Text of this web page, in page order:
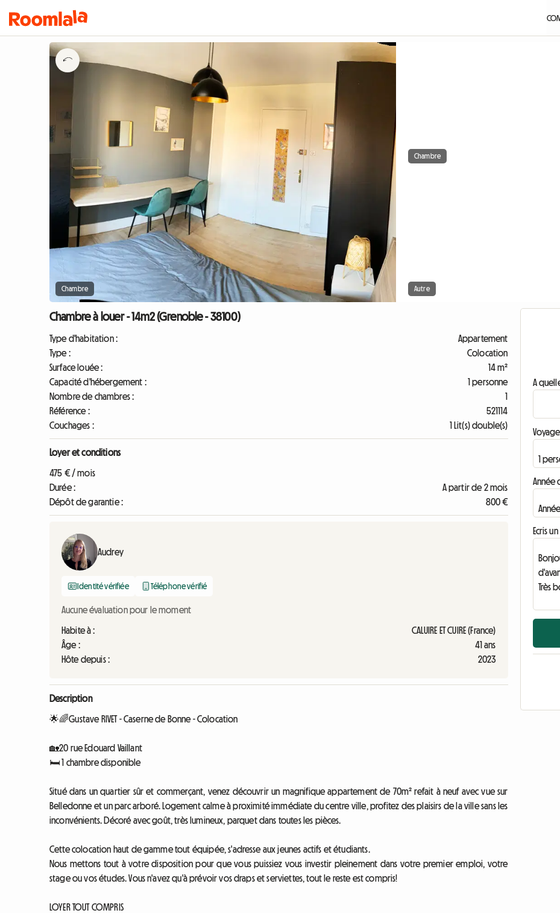
Chambre
Chambre
Autre
Chambre à louer - 14m2 (Grenoble - 38100)
Type d'habitation :
Appartement
Type :
Colocation
Surface louée :
14 m²
Capacité d'hébergement :
1 personne
Nombre de chambres :
1
Référence :
521114
Couchages :
1 Lit(s) double(s)
Loyer et conditions
475 € / mois
Durée :
A partir de 2 mois
Dépôt de garantie :
800 €
Audrey
Identité vérifiée Téléphone vérifié
Aucune évaluation pour le moment
Habite à :
CALUIRE ET CUIRE (France)
Âge :
41 ans
Hôte depuis :
2023
Description
🌟🌈Gustave RIVET - Caserne de Bonne - Colocation
🏡20 rue Edouard Vaillant
🛏 1 chambre disponible
Situé dans un quartier sûr et commerçant, venez découvrir un magnifique appartement de 70m² refait à neuf avec vue sur
Belledonne et un parc arboré. Logement calme à proximité immédiate du centre ville, profitez des plaisirs de la ville sans les
inconvénients. Décoré avec goût, très lumineux, parquet dans toutes les pièces.
Cette colocation haut de gamme tout équipée, s'adresse aux jeunes actifs et étudiants.
Nous mettons tout à votre disposition pour que vous puissiez vous investir pleinement dans votre premier emploi, votre
stage ou vos études. Vous n'avez qu'à prévoir vos draps et serviettes, tout le reste est compris!
LOYER TOUT COMPRIS
A
Année
Ecris